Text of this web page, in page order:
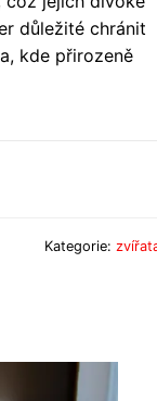
důležité chránit
kde přirozeně
Kategorie: